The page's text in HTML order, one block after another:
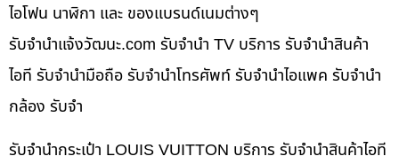
ไอโฟน นาฬิกา และ ของแบรนด์เนมต่างๆ
รับจํานําแจ้งวัฒนะ.com รับจำนำ TV บริการ รับจำนำสินค้า
ไอที รับจำนำมือถือ รับจำนำโทรศัพท์ รับจำนำไอแพค รับจำนำ
กล้อง รับจำ
รับจำนำกระเป๋า LOUIS VUITTON บริการ รับจำนำสินค้าไอที